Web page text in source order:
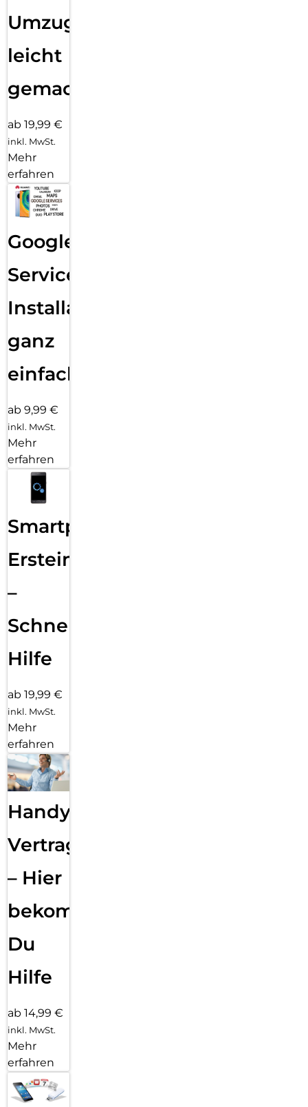
Umzug
leicht
gemacht!
ab 19,99 €
inkl. MwSt.
Mehr
erfahren
Google
Services
Installation
ganz
einfach
ab 9,99 €
inkl. MwSt.
Mehr
erfahren
Smartphone
Ersteinrichtung
–
Schnelle
Hilfe
ab 19,99 €
inkl. MwSt.
Mehr
erfahren
Handy
Vertragsabwicklung
– Hier
bekommst
Du
Hilfe
ab 14,99 €
inkl. MwSt.
Mehr
erfahren